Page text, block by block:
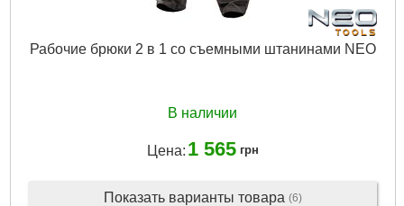
Рабочие брюки 2 в 1 со съемными штанинами NEO
В наличии
Цена: 1 565 грн
Показать варианты товара (6)